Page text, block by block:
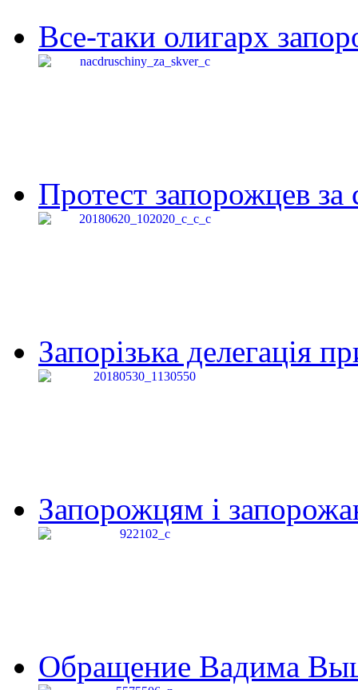
Все-таки олигарх
Протест запорожцев за
Запорізька делегація
Запорожцям і
Обращение Вадима